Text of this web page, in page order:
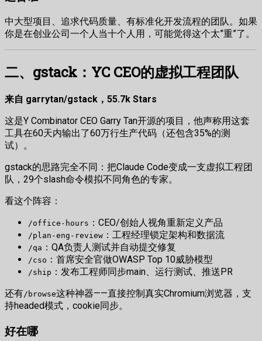
中大型项目、追求代码质量、有标准化开发流程的团队。如果
你是在创业公司一个人当十个人用，可能觉得这个太”重”了。
二、gstack：YC CEO的虚拟工程团队
来自 garrytan/gstack，55.7k Stars
这是Y Combinator CEO Garry Tan开源的项目，他声称用这套
工具在60天内输出了60万行生产代码（还包含35%的测
试）。
gstack的思路完全不同：把Claude Code变成一支虚拟工程团
队，29个slash命令模拟不同角色的专家。
看这个阵容：
/office-hours ：CEO/创始人视角重新定义产品
/plan-eng-review ：工程经理锁定架构和数据流
/qa ：QA负责人测试并自动提交修复
/cso ：首席安全官做OWASP Top 10威胁模型
/ship ：发布工程师同步main、运行测试、推送PR
还有/browse这种神器——直接控制真实Chromium浏览器，支
持headed模式，cookie同步。
好在哪